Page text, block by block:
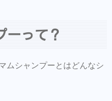
ーって？
ムシャンプーとはどんなシ